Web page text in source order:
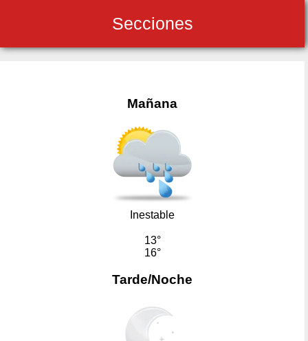
Secciones
Mañana
Inestable
13°
16°
Tarde/Noche